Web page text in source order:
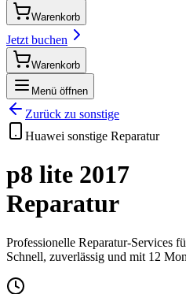
Warenkorb
Jetzt buchen
Warenkorb
Menü öffnen
Zurück zu sonstige
Huawei sonstige Reparatur
p8 lite 2017
Reparatur
Professionelle Reparatur-Services
Schnell, zuverlässig und mit 12